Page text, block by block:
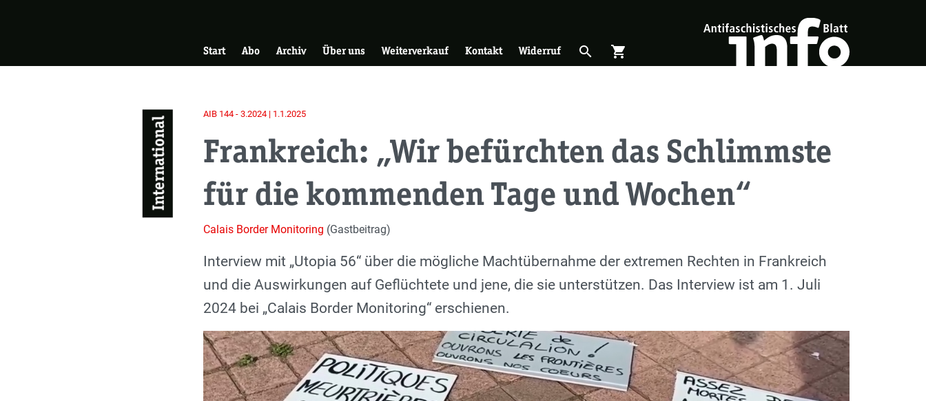
Hauptnavigation
Start Abo Archiv Über uns Weiterverkauf Kontakt Widerruf Suche öffnen
search Warenkorb öffnen
shopping_cart
International
AIB 144 - 3.2024 | 1.1.2025
Frankreich: „Wir befürchten das Schlimmste
für die kommenden Tage und Wochen“
Calais Border Monitoring (Gastbeitrag)
Einleitung
Interview mit „Utopia 56“ über die mögliche Machtübernahme der extremen Rechten in Frankreich
und die Auswirkungen auf Geflüchtete und jene, die sie unterstützen. Das Interview ist am 1. Juli
2024 bei „Calais Border Monitoring“ erschienen.